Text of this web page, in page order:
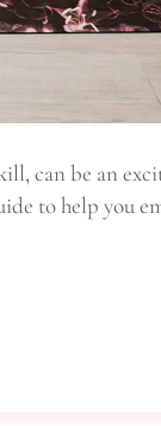
can be an
to help you